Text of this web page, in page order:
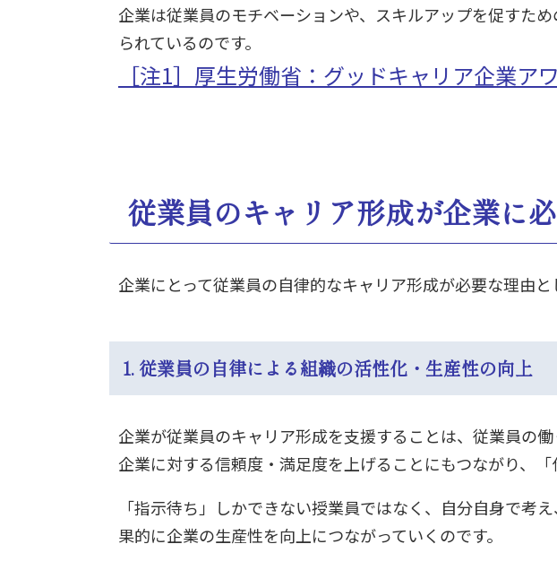
企業は従業員のモチベーションや、スキルアップを促すた
られているのです。
［注1］ 厚生労働省：グッドキャリア企業ア
従業員のキャリア形成が企業に
企業にとって従業員の自律的なキャリア形成が必要な理由と
1. 従業員の自律による組織の活性化・生産性の向上
企業が従業員のキャリア形成を支援することは、従業員の
企業に対する信頼度・満足度を上げることにもつながり、
「指示待ち」しかできない授業員ではなく、自分自身で考
果的に企業の生産性を向上につながっていくのです。